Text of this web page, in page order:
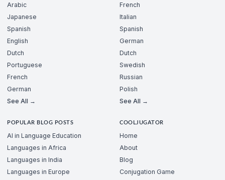
Arabic
Japanese
Spanish
English
Dutch
Portuguese
French
German
See All →
French
Italian
Spanish
German
Dutch
Swedish
Russian
Polish
See All →
POPULAR BLOG POSTS
AI in Language Education
Languages in Africa
Languages in India
Languages in Europe
COOLJUGATOR
Home
About
Blog
Conjugation Game